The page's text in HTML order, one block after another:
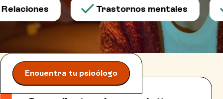
Trastornos mentales
Encuentra tu psicólogo